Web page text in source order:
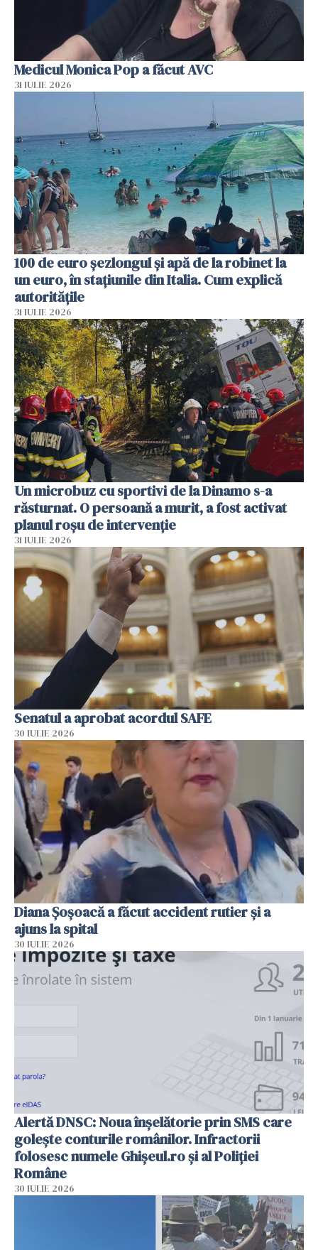
Medicul Monica Pop a făcut AVC
31 IULIE 2026
100 de euro șezlongul și apă de la robinet la
un euro, în stațiunile din Italia. Cum explică
autoritățile
31 IULIE 2026
Un microbuz cu sportivi de la Dinamo s-a
răsturnat. O persoană a murit, a fost activat
planul roșu de intervenție
31 IULIE 2026
Senatul a aprobat acordul SAFE
30 IULIE 2026
Diana Șoșoacă a făcut accident rutier și a
ajuns la spital
30 IULIE 2026
Alertă DNSC: Noua înșelătorie prin SMS care
golește conturile românilor. Infractorii
folosesc numele Ghișeul.ro și al Poliției
Române
30 IULIE 2026